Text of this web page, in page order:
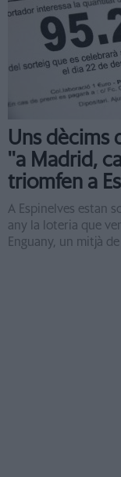
Uns dècims
''a Madrid,
triomfen a
A Espinelves estan
any la loteria que
Enguany, un mitjà